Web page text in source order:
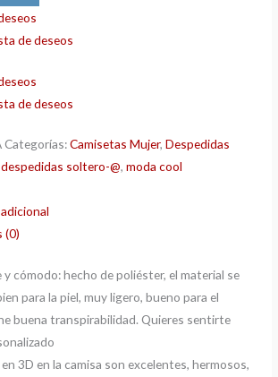
de deseos
de deseos
Categorías:Camisetas Mujer,Despedidas
despedidas soltero-@,moda cool
(0)
y cómodo: hecho de poliéster, el material se
para la piel, muy ligero, bueno para el
buena transpirabilidad. Quieres sentirte
3D en la camisa son excelentes, hermosos,